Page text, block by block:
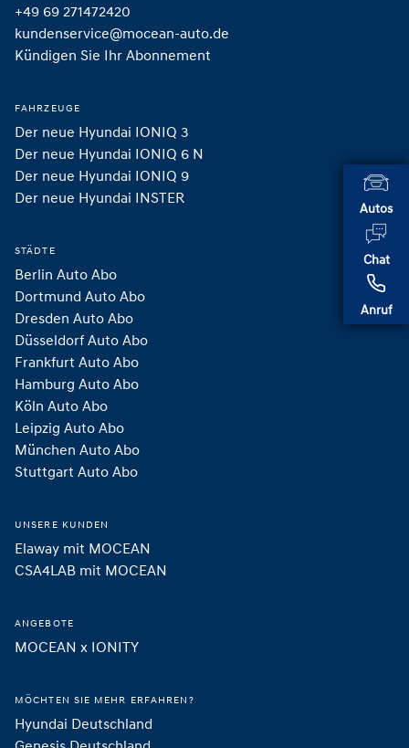
Autos
Chat
Anruf
+49 69 271472420
kundenservice@mocean-auto.de
Kündigen Sie Ihr Abonnement
FAHRZEUGE
Der neue Hyundai IONIQ 3
Der neue Hyundai IONIQ 6 N
Der neue Hyundai IONIQ 9
Der neue Hyundai INSTER
STÄDTE
Berlin Auto Abo
Dortmund Auto Abo
Dresden Auto Abo
Düsseldorf Auto Abo
Frankfurt Auto Abo
Hamburg Auto Abo
Köln Auto Abo
Leipzig Auto Abo
München Auto Abo
Stuttgart Auto Abo
UNSERE KUNDEN
Elaway mit MOCEAN
CSA4LAB mit MOCEAN
ANGEBOTE
MOCEAN x IONITY
MÖCHTEN SIE MEHR ERFAHREN?
Hyundai Deutschland